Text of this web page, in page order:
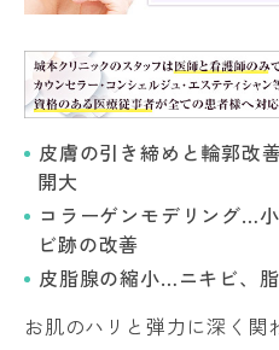
皮膚の引き締めと輪郭改
開大
コラーゲンモデリング…
ビ跡の改善
皮脂腺の縮小…ニキビ、
お肌のハリと弾力に深く関